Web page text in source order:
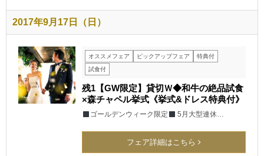
2017年9月17日（日）
オススメフェア ピックアップフェア
特典付
試食付
残1【GW限定】貸切Ｗ◆和牛の絶品試食
×森チャペル挙式《挙式&ドレス特典付》
ゴールデンウィーク限定 5月大型連休…
フェア詳細はこちら